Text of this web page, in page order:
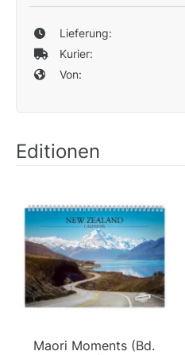
Lieferung:
Kurier:
Von:
Editionen
Maori Moments (Bd.